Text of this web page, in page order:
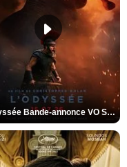
L'Odyssée Bande-annonce VO STFR